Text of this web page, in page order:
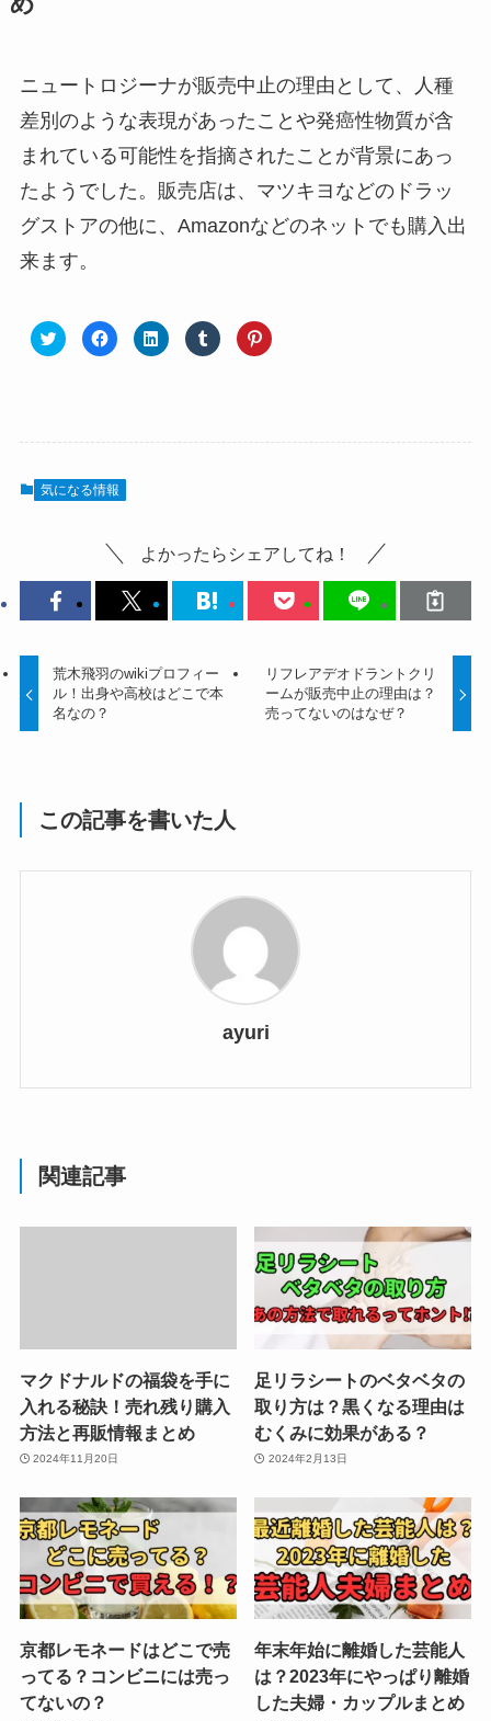
ニュートロジーナが販売中止の理由として、人種
差別のような表現があったことや発癌性物質が含
まれている可能性を指摘されたことが背景にあっ
たようでした。販売店は、マツキヨなどのドラッ
グストアの他に、Amazonなどのネットでも購入出
来ます。
気になる情報
よかったらシェアしてね！
荒木飛羽のwikiプロフィー
ル！出身や高校はどこで本
名なの？
リフレアデオドラントクリ
ームが販売中止の理由は？
売ってないのはなぜ？
この記事を書いた人
ayuri
関連記事
マクドナルドの福袋を手に
入れる秘訣！売れ残り購入
方法と再販情報まとめ
2024年11月20日
足リラシートのベタベタの
取り方は？黒くなる理由は
むくみに効果がある？
2024年2月13日
京都レモネードはどこで売
ってる？コンビニには売っ
てないの？
年末年始に離婚した芸能人
は？2023年にやっぱり離婚
した夫婦・カップルまとめ